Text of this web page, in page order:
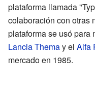
plataforma llamada
colaboración con otras
plataforma se usó para
Lancia Themay el Alfa
mercado en 1985.